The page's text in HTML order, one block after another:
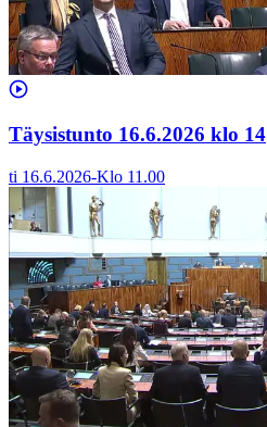
Täysistunto 16.6.2026 klo 14
ti 16.6.2026-Klo 11.00